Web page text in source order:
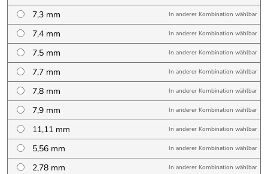
7,3 mm In anderer Kombination wählbar
7,4 mm In anderer Kombination wählbar
7,5 mm In anderer Kombination wählbar
7,7 mm In anderer Kombination wählbar
7,8 mm In anderer Kombination wählbar
7,9 mm In anderer Kombination wählbar
11,11 mm In anderer Kombination wählbar
5,56 mm In anderer Kombination wählbar
2,78 mm In anderer Kombination wählbar